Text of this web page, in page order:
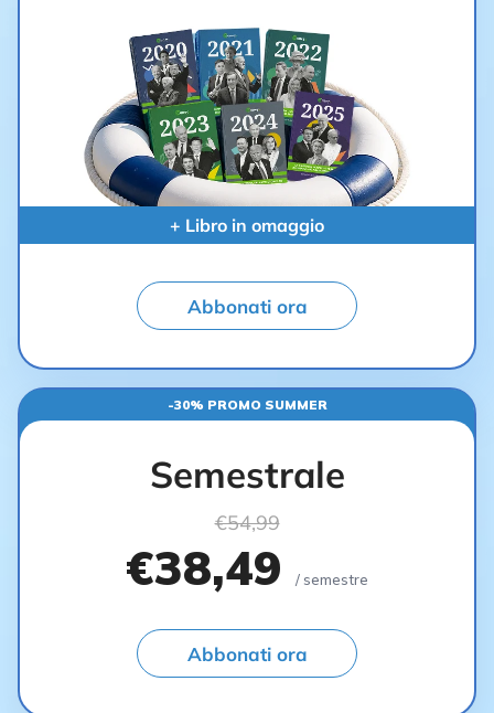
+ Libro in omaggio
Abbonati ora
-30% PROMO SUMMER
Semestrale
€54,99
€38,49 / semestre
Abbonati ora